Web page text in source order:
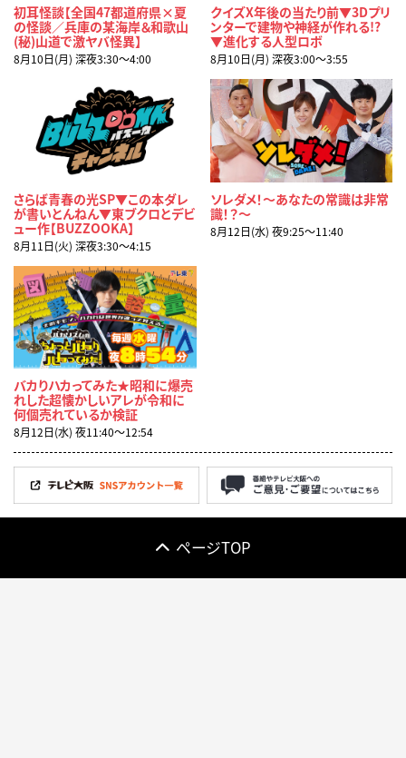
初耳怪談【全国47都道府県×夏
の怪談／兵庫の某海岸＆和歌山
(秘)山道で激ヤバ怪異】
8月10日(月) 深夜3:30〜4:00
クイズX年後の当たり前▼3Dプリ
ンターで建物や神経が作れる!?
▼進化する人型ロボ
8月10日(月) 深夜3:00〜3:55
さらば青春の光SP▼この本ダレ
が書いとんねん▼東ブクロとデビ
ュー作【BUZZOOKA】
8月11日(火) 深夜3:30〜4:15
ソレダメ！～あなたの常識は非常
識！？～
8月12日(水) 夜9:25〜11:40
バカりハカってみた★昭和に爆売
れした超懐かしいアレが令和に
何個売れているか検証
8月12日(水) 夜11:40〜12:54
ページTOP